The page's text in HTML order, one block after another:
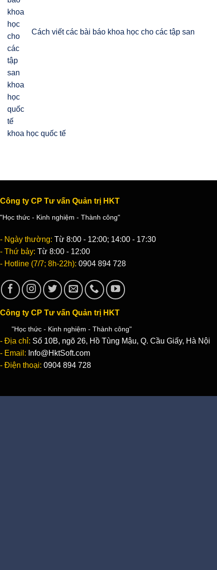
Cách viết các bài báo khoa học cho các tập san
khoa học quốc tế
Công ty CP Tư vấn Quản trị HKT
"Học thức - Kinh nghiệm - Thành công"
- Ngày thường: Từ 8:00 - 12:00; 14:00 - 17:30
- Thứ bảy: Từ 8:00 - 12:00
- Hotline (7/7; 8h-22h): 0904 894 728
Công ty CP Tư vấn Quản trị HKT
"Học thức - Kinh nghiệm - Thành công"
- Địa chỉ: Số 10B, ngõ 26, Hồ Tùng Mậu, Q. Cầu Giấy, Hà Nội
- Email: Info@HktSoft.com
- Điện thoại: 0904 894 728